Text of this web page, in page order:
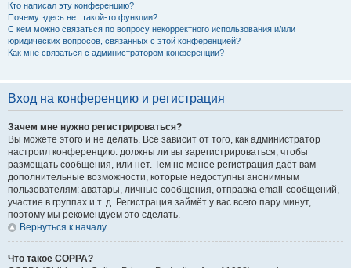
Кто написал эту конференцию?
Почему здесь нет такой-то функции?
С кем можно связаться по вопросу некорректного использования и/или
юридических вопросов, связанных с этой конференцией?
Как мне связаться с администратором конференции?
Вход на конференцию и регистрация
Зачем мне нужно регистрироваться?
Вы можете этого и не делать. Всё зависит от того, как администратор
настроил конференцию: должны ли вы зарегистрироваться, чтобы
размещать сообщения, или нет. Тем не менее регистрация даёт вам
дополнительные возможности, которые недоступны анонимным
пользователям: аватары, личные сообщения, отправка email-сообщений,
участие в группах и т. д. Регистрация займёт у вас всего пару минут,
поэтому мы рекомендуем это сделать.
Вернуться к началу
Что такое COPPA?